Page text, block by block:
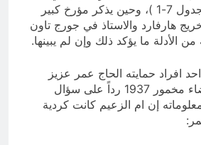
القاهرة – ص 122 الجدول 7-1 )، وحين يذكر مؤرخ كبير
هارفارد والاستاذ في جورج تاون
الأدلة ما يؤكد ذلك وإن لم يبينها.
افراد حمايته الحاج عمر عزيز
رسول من مواليد قضاء مخمور 1937 رداً على سؤال
إن ام الزعيم كانت كردية